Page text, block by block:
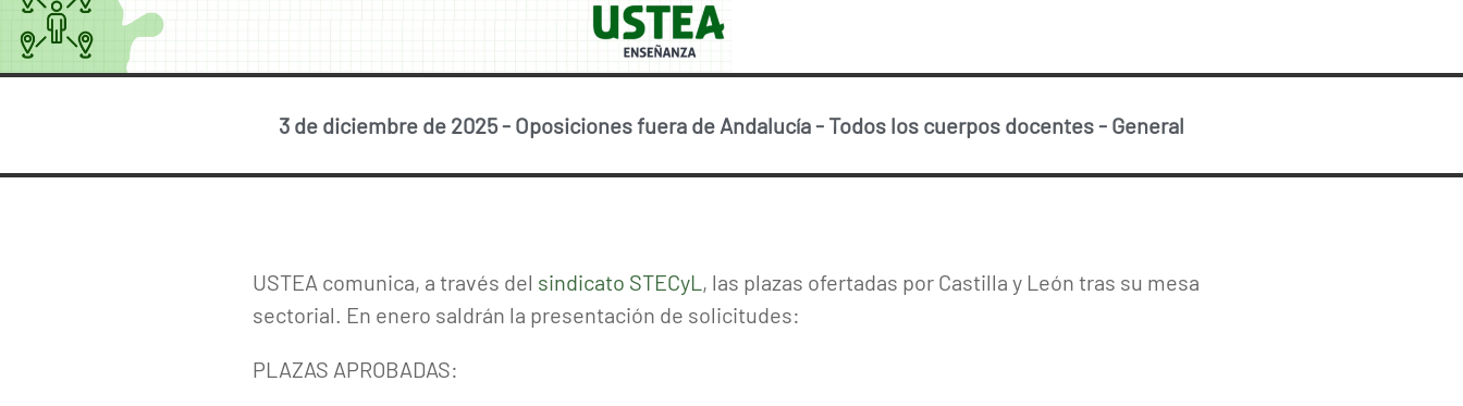
3 de diciembre de 2025- Oposiciones fuera de Andalucía- Todos los cuerpos docentes- General
USTEA comunica, a través del sindicato STECyL , las plazas ofertadas por Castilla y León tras su mesa
sectorial. En enero saldrán la presentación de solicitudes:
PLAZAS APROBADAS: